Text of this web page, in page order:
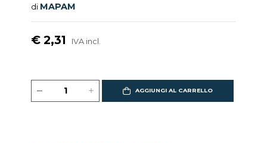
di MAPAM
€ 2,31 IVA incl.
AGGIUNGI AL CARRELLO